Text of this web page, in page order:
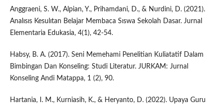
Anggraeni, S. W., Alpian, Y., Prihamdani, D., & Nurdini, D. (2021).
Analısıs Kesulıtan Belajar Membaca Sıswa Sekolah Dasar. Jurnal
Elementaria Edukasia, 4(1), 42-54.
Habsy, B. A. (2017). Seni Memehami Penelitian Kuliatatif Dalam
Bimbingan Dan Konseling: Studi Literatur. JURKAM: Jurnal
Konseling Andi Matappa, 1 (2), 90.
Hartania, I. M., Kurniasih, K., & Heryanto, D. (2022). Upaya Guru